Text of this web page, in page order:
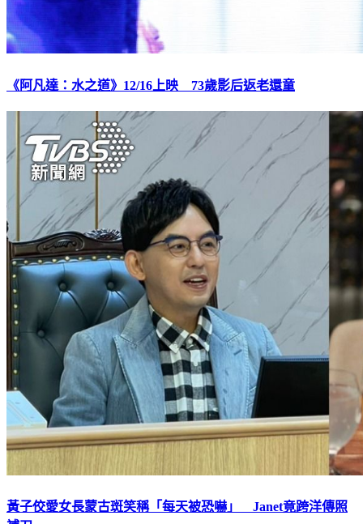
《阿凡達：水之道》12/16上映 73歲影后返老還童
黃子佼愛女長蒙古斑笑稱「每天被恐嚇」 Janet竟跨洋傳照